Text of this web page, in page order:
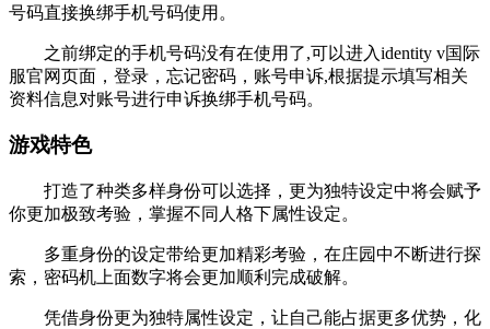
号码直接换绑手机号码使用。
之前绑定的手机号码没有在使用了,可以进入identity v国际
服官网页面，登录，忘记密码，账号申诉,根据提示填写相关
资料信息对账号进行申诉换绑手机号码。
游戏特色
打造了种类多样身份可以选择，更为独特设定中将会赋予
你更加极致考验，掌握不同人格下属性设定。
多重身份的设定带给更加精彩考验，在庄园中不断进行探
索，密码机上面数字将会更加顺利完成破解。
凭借身份更为独特属性设定，让自己能占据更多优势，化